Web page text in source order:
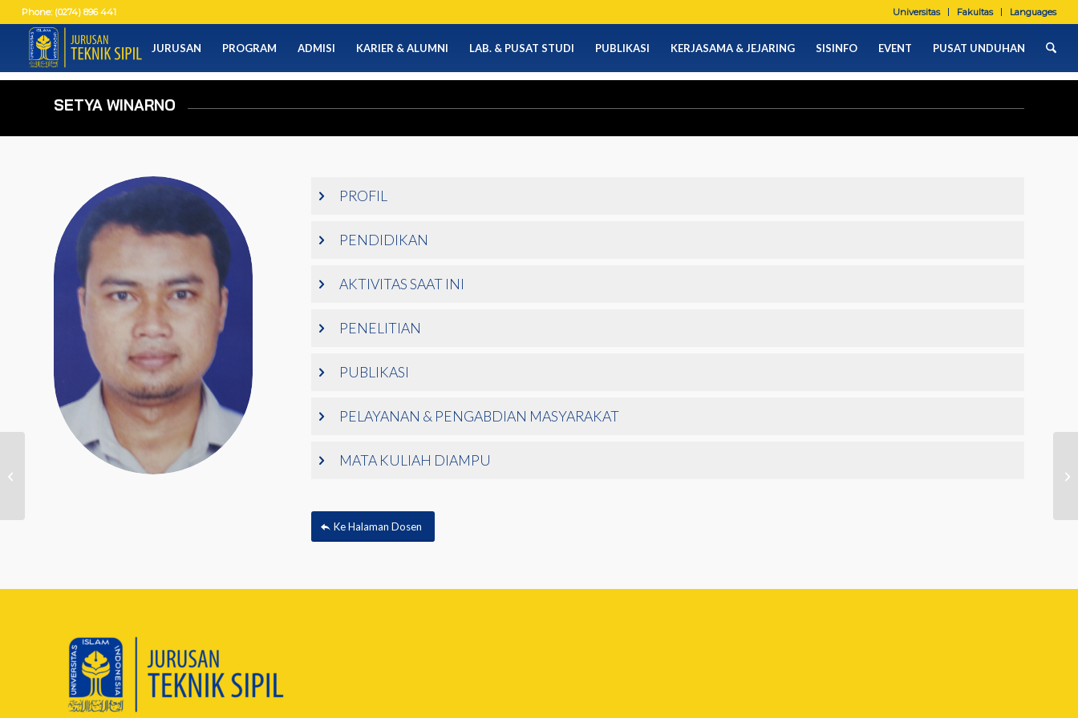
Universitas Fakultas Languages
Phone: (0274) 896 441
JURUSAN PROGRAM ADMISI KARIER & ALUMNI LAB. & PUSAT STUDI PUBLIKASI KERJASAMA & JEJARING SISINFO EVENT PUSAT UNDUHAN
SETYA WINARNO
PROFIL
PENDIDIKAN
AKTIVITAS SAAT INI
PENELITIAN
PUBLIKASI
PELAYANAN & PENGABDIAN MASYARAKAT
MATA KULIAH DIAMPU
Ke Halaman Dosen